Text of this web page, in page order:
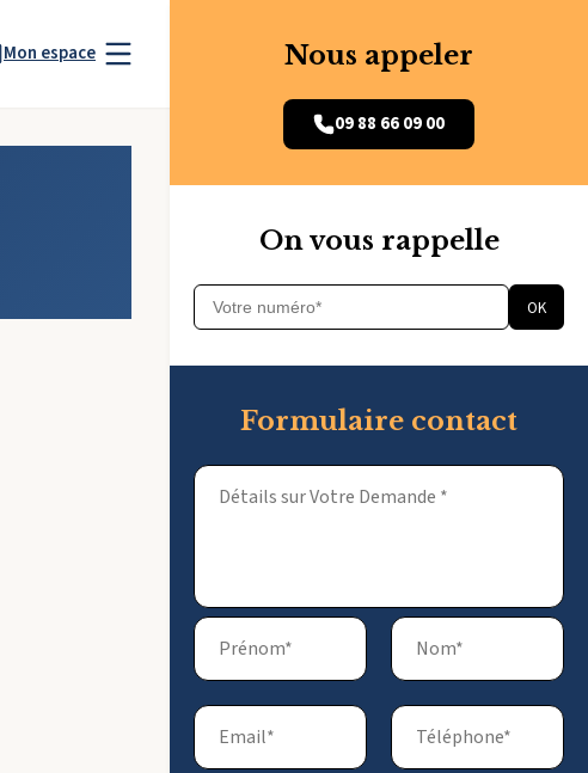
Mon espace Nous appeler
09 88 66 09 00
On vous rappelle
OK
Formulaire contact